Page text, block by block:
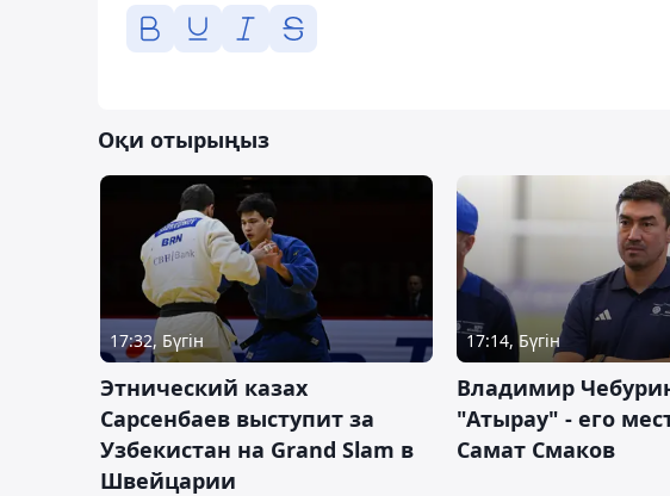
Оқи отырыңыз
17:32, Бүгін
Этнический казах
Сарсенбаев выступит за
Узбекистан на Grand Slam в
Швейцарии
17:14, Бүгін
Владимир
"Атырау" - его
Самат Смаков